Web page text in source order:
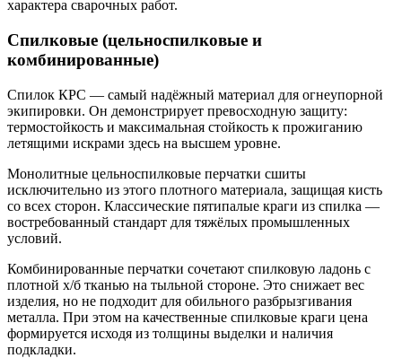
характера сварочных работ.
Спилковые (цельноспилковые и
комбинированные)
Спилок КРС — самый надёжный материал для огнеупорной
экипировки. Он демонстрирует превосходную защиту:
термостойкость и максимальная стойкость к прожиганию
летящими искрами здесь на высшем уровне.
Монолитные цельноспилковые перчатки сшиты
исключительно из этого плотного материала, защищая кисть
со всех сторон. Классические пятипалые краги из спилка —
востребованный стандарт для тяжёлых промышленных
условий.
Комбинированные перчатки сочетают спилковую ладонь с
плотной х/б тканью на тыльной стороне. Это снижает вес
изделия, но не подходит для обильного разбрызгивания
металла. При этом на качественные спилковые краги цена
формируется исходя из толщины выделки и наличия
подкладки.